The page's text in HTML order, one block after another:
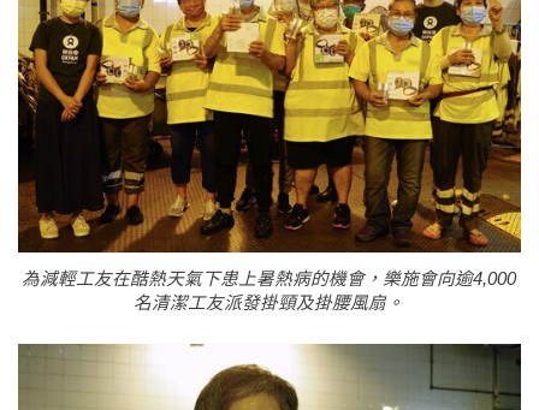
為減輕工友在酷熱天氣下患上暑熱病的機會，樂施會向逾4,000
名清潔工友派發掛頸及掛腰風扇。